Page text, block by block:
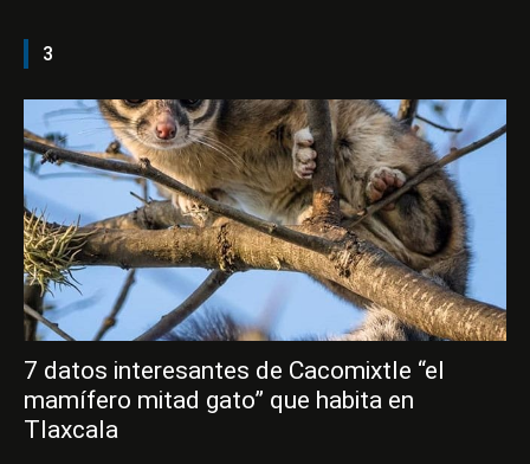
3
7 datos interesantes de Cacomixtle “el
mamífero mitad gato” que habita en
Tlaxcala